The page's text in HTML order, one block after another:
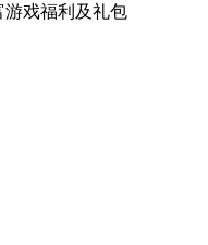
游戏福利 及礼包